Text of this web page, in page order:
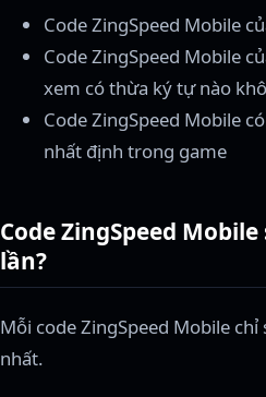
Code ZingSpeed Mobile
Code ZingSpeed Mobile
xem có thừa ký tự nào
Code ZingSpeed Mobile
nhất định trong game
Code ZingSpeed
lần?
Mỗi code ZingSpeed Mobile
nhất.